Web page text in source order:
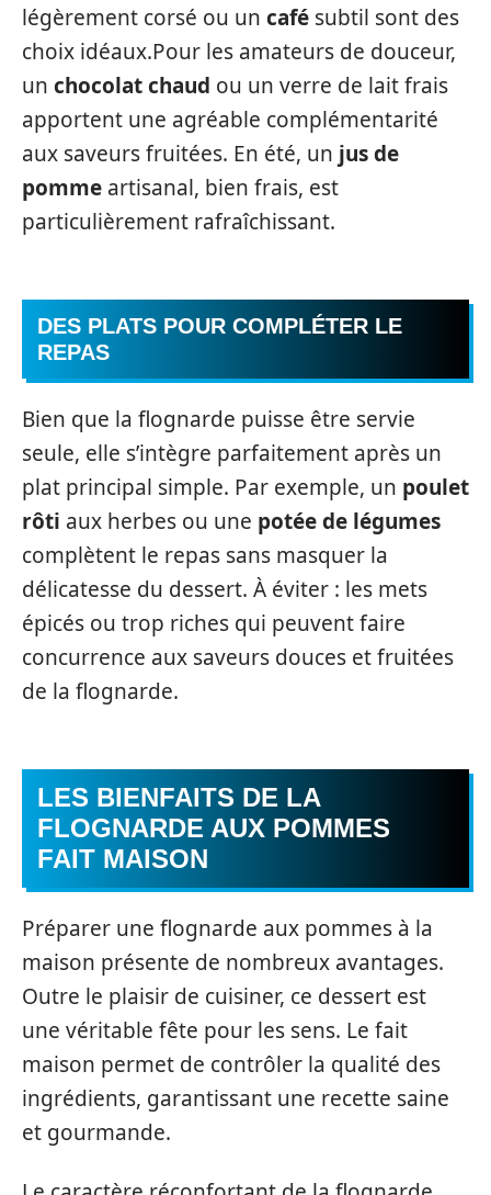
légèrement corsé ou un café subtil sont des
choix idéaux.Pour les amateurs de douceur,
un chocolat chaud ou un verre de lait frais
apportent une agréable complémentarité
aux saveurs fruitées. En été, un jus de
pomme artisanal, bien frais, est
particulièrement rafraîchissant.
DES PLATS POUR COMPLÉTER LE
REPAS
Bien que la flognarde puisse être servie
seule, elle s’intègre parfaitement après un
plat principal simple. Par exemple, un poulet
rôti aux herbes ou une potée de légumes
complètent le repas sans masquer la
délicatesse du dessert. À éviter : les mets
épicés ou trop riches qui peuvent faire
concurrence aux saveurs douces et fruitées
de la flognarde.
LES BIENFAITS DE LA
FLOGNARDE AUX POMMES
FAIT MAISON
Préparer une flognarde aux pommes à la
maison présente de nombreux avantages.
Outre le plaisir de cuisiner, ce dessert est
une véritable fête pour les sens. Le fait
maison permet de contrôler la qualité des
ingrédients, garantissant une recette saine
et gourmande.